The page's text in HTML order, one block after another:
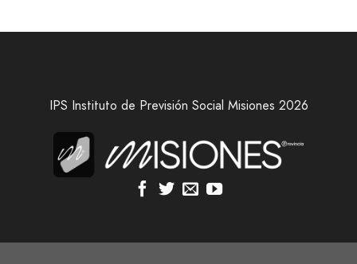
IPS Instituto de Previsión Social Misiones 2026